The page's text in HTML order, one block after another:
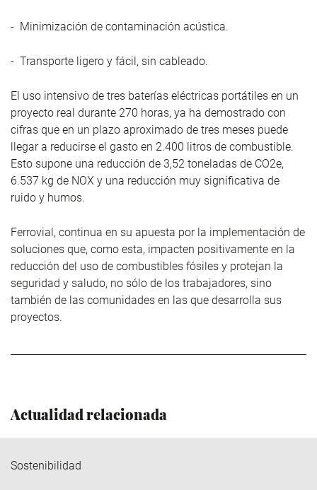
- Minimización de contaminación acústica.
- Transporte ligero y fácil, sin cableado.
El uso intensivo de tres baterías eléctricas portátiles en un
proyecto real durante 270 horas, ya ha demostrado con
cifras que en un plazo aproximado de tres meses puede
llegar a reducirse el gasto en 2.400 litros de combustible.
Esto supone una reducción de 3,52 toneladas de CO2e,
6.537 kg de NOX y una reducción muy significativa de
ruido y humos.
Ferrovial, continua en su apuesta por la implementación de
soluciones que, como esta, impacten positivamente en la
reducción del uso de combustibles fósiles y protejan la
seguridad y saludo, no sólo de los trabajadores, sino
también de las comunidades en las que desarrolla sus
proyectos.
Actualidad relacionada
Sostenibilidad